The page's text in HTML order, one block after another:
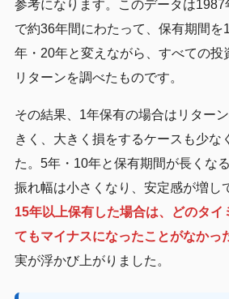
参考になります。このデータは1987
で約36年間にわたって、保有期間を
年・20年と変えながら、すべての投
リターンを調べたものです。
その結果、1年保有の場合はリター
きく、大きく損をするケースも少な
た。5年・10年と保有期間が長くな
振れ幅は小さくなり、安定感が増し
15年以上保有した場合は、どのタイ
てもマイナスになったことがなかっ
実が浮かび上がりました。